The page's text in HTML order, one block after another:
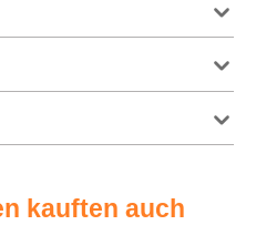
kauften auch